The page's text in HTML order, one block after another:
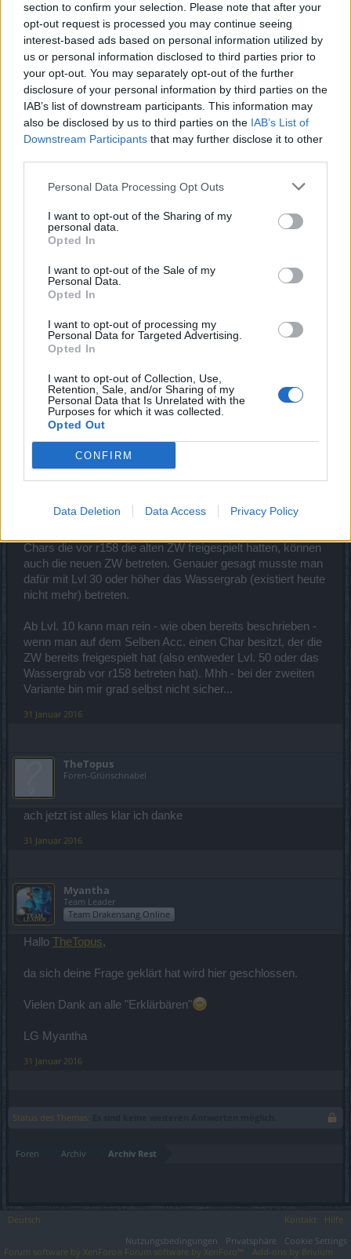
section to confirm your selection. Please note that after your
opt-out request is processed you may continue seeing
interest-based ads based on personal information utilized by
us or personal information disclosed to third parties prior to
your opt-out. You may separately opt-out of the further
disclosure of your personal information by third parties on the
IAB’s list of downstream participants. This information may
also be disclosed by us to third parties on the IAB’s List of
Downstream Participants that may further disclose it to other
Personal Data Processing Opt Outs
I want to opt-out of the Sharing of my
personal data.
Opted In
I want to opt-out of the Sale of my
Personal Data.
Opted In
I want to opt-out of processing my
Personal Data for Targeted Advertising.
Opted In
I want to opt-out of Collection, Use,
Retention, Sale, and/or Sharing of my
Personal Data that Is Unrelated with the
Purposes for which it was collected.
Opted Out
CONFIRM
Data Deletion Data Access Privacy Policy
HalloTheTopus,
wie korrekt vonBerotomaxbeschrieben, mußt du selbst
Level 50 erreicht haben oder einen Char auf deinem
Account haben, der bereits Level 50 erreicht hat, um
Cardhun betreten zu können.
LG Myantha
31 Januar 2016
ja aber ein kupel von mir hat auch kein 50 und kann da rein
er hat 48 . aber da steht doch 10-50 da verstehe ich nicht si
richtig
31 Januar 2016
dergebannte
irgend ein char auf deinem acc mus 50 sein, dann kommen
alle anderen ab 10 rein. verstanden ?
31 Januar 2016
Fortgeschrittener
Chars die vor r158 die alten ZW freigespielt hatten, können
auch die neuen ZW betreten. Genauer gesagt musste man
dafür mit Lvl 30 oder höher das Wassergrab (existiert heute
nicht mehr) betreten.
Ab Lvl. 10 kann man rein - wie oben bereits beschrieben -
wenn man auf dem Selben Acc. einen Char besitzt, der die
ZW bereits freigespielt hat (also entweder Lvl. 50 oder das
Wassergrab vor r158 betreten hat). Mhh - bei der zweiten
Variante bin mir grad selbst nicht sicher...
31 Januar 2016
TheTopus
Foren-Grünschnabel
ach jetzt ist alles klar ich danke
31 Januar 2016
Myantha
Team Leader
Team Drakensang Online
Hallo TheTopus,
da sich deine Frage geklärt hat wird hier geschlossen.
Vielen Dank an alle "Erklärbären"
LG Myantha
31 Januar 2016
Status des Themas:
Foren Archiv Archiv Rest
Deutsch Kontakt
Hilfe
Nutzungsbedingungen
Privatsphäre
Cookie Settings
Forum software by XenForo ® Forum software by XenForo™ Add-ons by Brivium